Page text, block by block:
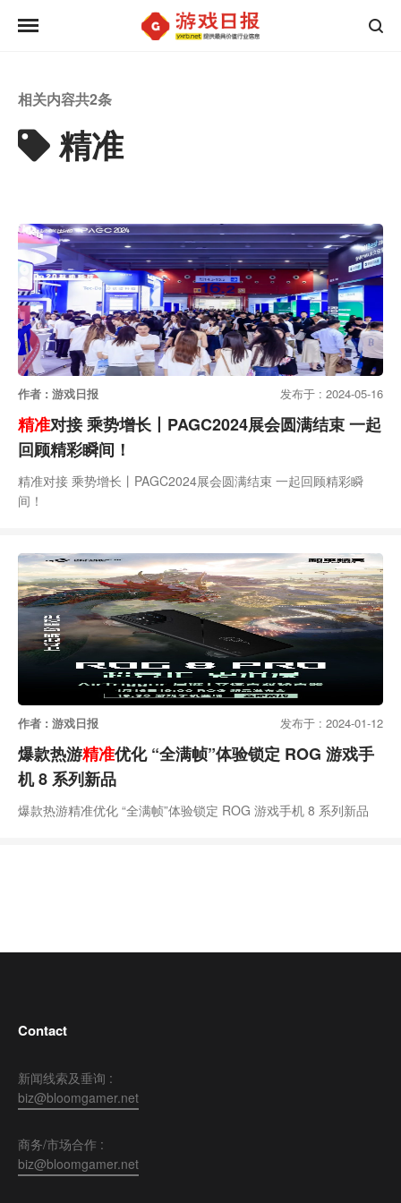
相关内容共2条
精准
作者 : 游戏日报 发布于 : 2024-05-16
精准对接 乘势增长丨PAGC2024展会圆满结束 一起
回顾精彩瞬间！
精准对接 乘势增长丨PAGC2024展会圆满结束 一起回顾精彩瞬
间！
作者 : 游戏日报 发布于 : 2024-01-12
爆款热游精准优化 “全满帧”体验锁定 ROG 游戏手
机 8 系列新品
爆款热游精准优化 “全满帧”体验锁定 ROG 游戏手机 8 系列新品
Contact
新闻线索及垂询 :
biz@bloomgamer.net
商务/市场合作 :
biz@bloomgamer.net